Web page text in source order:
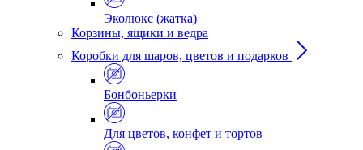
Эколюкс (жатка)
Корзины, ящики и ведра
Коробки для шаров, цветов и подарков
Бонбоньерки
Для цветов, конфет и тортов